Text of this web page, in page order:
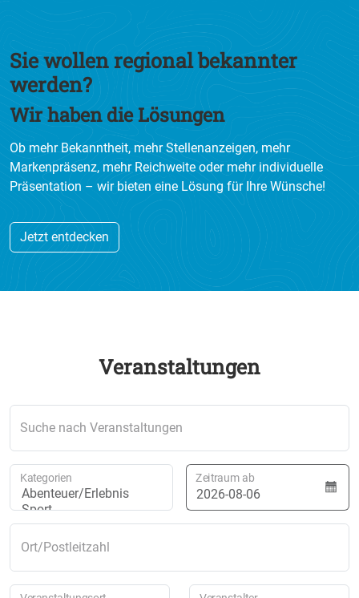
Sie wollen regional bekannter
werden?
Wir haben die Lösungen
Ob mehr Bekanntheit, mehr Stellenanzeigen, mehr
Markenpräsenz, mehr Reichweite oder mehr individuelle
Präsentation – wir bieten eine Lösung für Ihre Wünsche!
Jetzt entdecken
Veranstaltungen
Suche nach Veranstaltungen
Kategorien Zeitraum ab
Ort/Postleitzahl